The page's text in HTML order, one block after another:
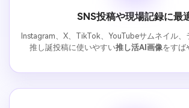
SNS投稿や現場記録に最
Instagram、X、TikTok、YouTubeサムネイル、
推し誕投稿に使いやすい推し活AI画像をすば